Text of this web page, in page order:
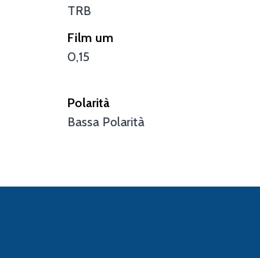
TRB
Film um
0,15
Polarità
Bassa Polarità